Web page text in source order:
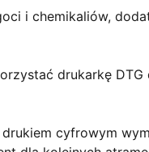
i chemikaliów,
drukarkę
cyfrowym